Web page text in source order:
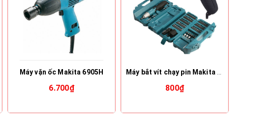
Máy vặn ốc Makita 6905H
6.700₫ 800₫